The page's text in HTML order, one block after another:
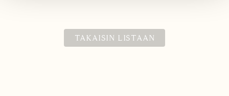
TAKAISIN LISTAAN